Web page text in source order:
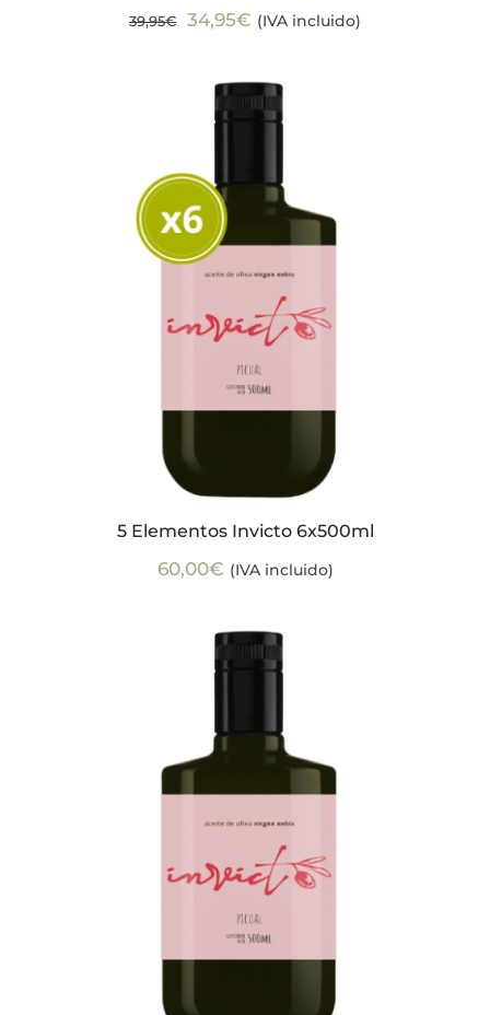
39,95€
El
original
era:
34,95€ El
actual
es:
(IVA incluido)
5 Elementos Invicto 6x500ml
60,00€ (IVA incluido)